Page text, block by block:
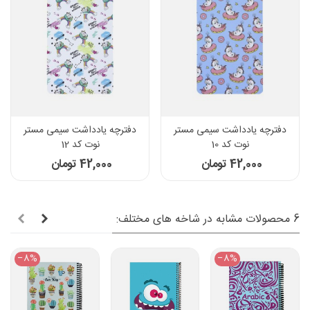
دفترچه یادداشت سیمی مستر
نوت کد 10
42,000 تومان
دفترچه یادداشت سیمی مستر
نوت کد 12
42,000 تومان
6 محصولات مشابه در شاخه های مختلف:
‎−8%
‎−8%